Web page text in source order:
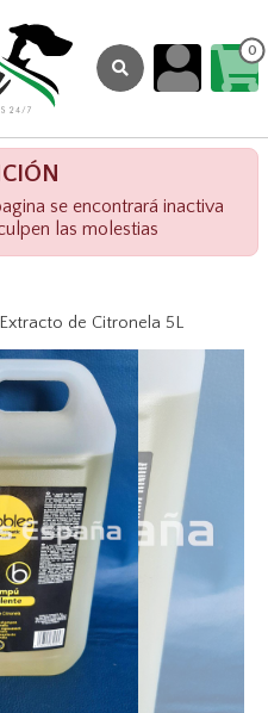
0
se encontrará inactiva
las molestias
de Citronela 5L